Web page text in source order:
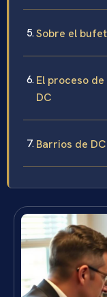
Sobre el
El proceso
DC
Barrios de